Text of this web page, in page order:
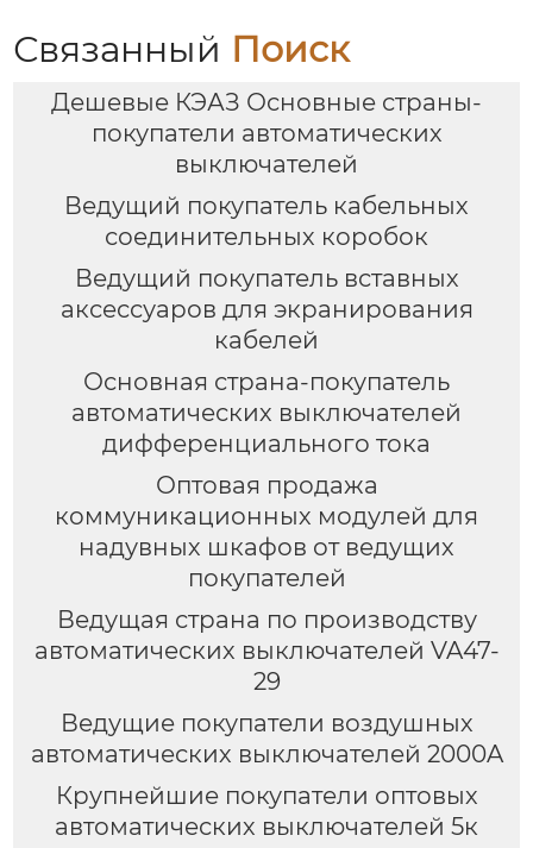
Связанный Поиск
Дешевые КЭАЗ Основные страны-
покупатели автоматических
выключателей
Ведущий покупатель кабельных
соединительных коробок
Ведущий покупатель вставных
аксессуаров для экранирования
кабелей
Основная страна-покупатель
автоматических выключателей
дифференциального тока
Оптовая продажа
коммуникационных модулей для
надувных шкафов от ведущих
покупателей
Ведущая страна по производству
автоматических выключателей VA47-
29
Ведущие покупатели воздушных
автоматических выключателей 2000A
Крупнейшие покупатели оптовых
автоматических выключателей 5к